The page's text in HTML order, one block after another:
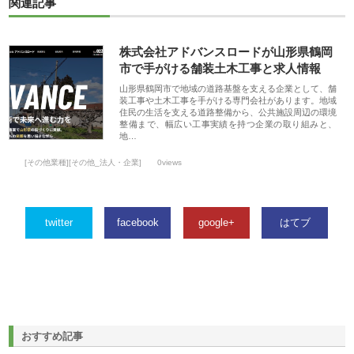
関連記事
株式会社アドバンスロードが山形県鶴岡
市で手がける舗装土木工事と求人情報
山形県鶴岡市で地域の道路基盤を支える企業として、舗
装工事や土木工事を手がける専門会社があります。地域
住民の生活を支える道路整備から、公共施設周辺の環境
整備まで、幅広い工事実績を持つ企業の取り組みと、
地…
[その他業種][その他_法人・企業] 0views
twitter facebook google+ はてブ
おすすめ記事